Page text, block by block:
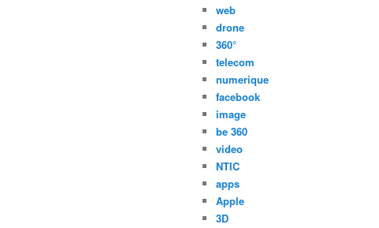
web
drone
360°
telecom
numerique
facebook
image
be 360
video
NTIC
apps
Apple
3D